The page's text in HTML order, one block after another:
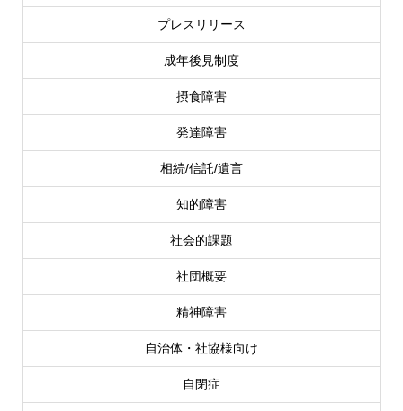
プレスリリース
成年後見制度
摂食障害
発達障害
相続/信託/遺言
知的障害
社会的課題
社団概要
精神障害
自治体・社協様向け
自閉症